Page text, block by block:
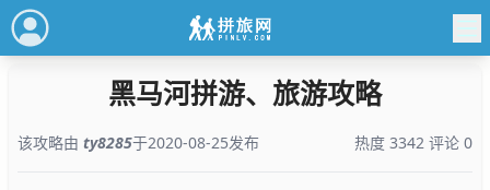
黑马河拼游、旅游攻略
该攻略由 ty8285于2020-08-25发布 热度 3342 评论 0